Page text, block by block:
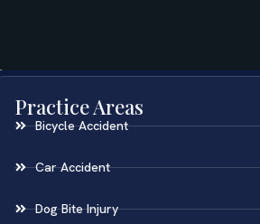
Practice Areas
Bicycle Accident
Car Accident
Dog Bite Injury